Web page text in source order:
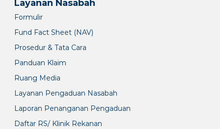
Layanan Nasabah
Formulir
Fund Fact Sheet (NAV)
Prosedur & Tata Cara
Panduan Klaim
Ruang Media
Layanan Pengaduan Nasabah
Laporan Penanganan Pengaduan
Daftar RS/ Klinik Rekanan